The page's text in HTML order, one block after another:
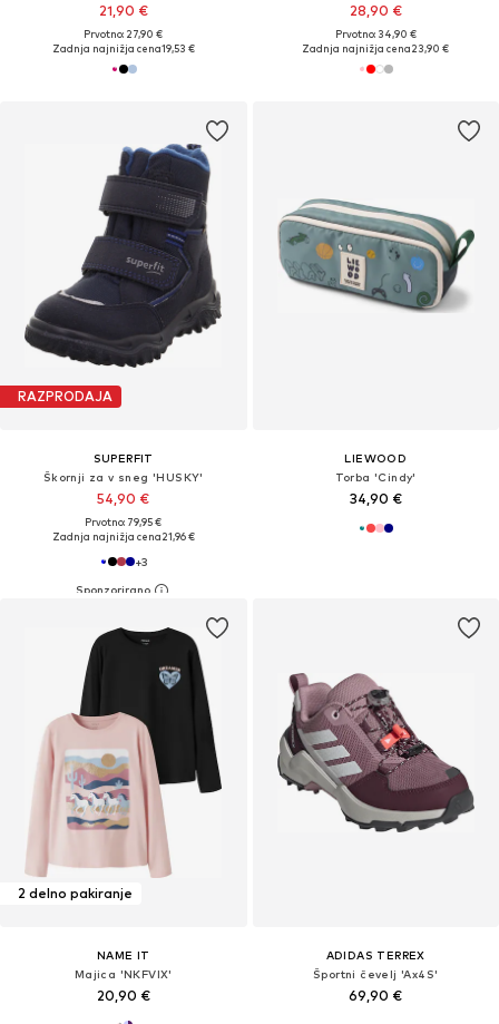
21,90 €
Prvotno: 27,90 €
Zadnja najnižja cena19,53 €
28,90 €
Prvotno: 34,90 €
Zadnja najnižja cena23,90 €
RAZPRODAJA
SUPERFIT
Škornji za v sneg 'HUSKY'
54,90 €
Prvotno: 79,95 €
Zadnja najnižja cena21,96 €
+3
LIEWOOD
Torba 'Cindy'
34,90 €
2 delno pakiranje
NAME IT
Majica 'NKFVIX'
20,90 €
ADIDAS TERREX
Športni čevelj 'Ax4S'
69,90 €